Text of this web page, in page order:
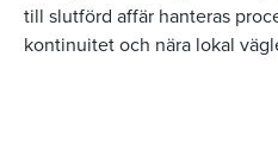
till slutförd affär hanteras
kontinuitet och nära lokal